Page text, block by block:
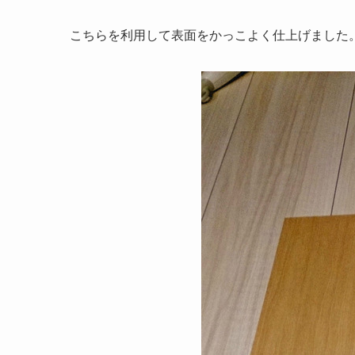
こちらを利用して表面をかっこよく仕上げました